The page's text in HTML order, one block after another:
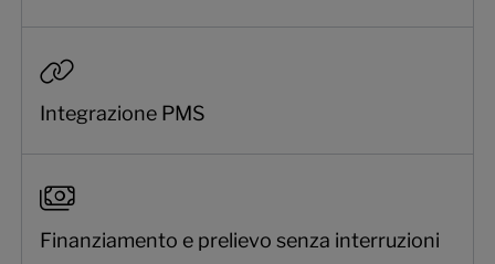
Integrazione PMS
Finanziamento e prelievo senza interruzioni